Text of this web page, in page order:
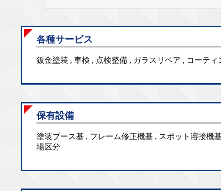
各種サービス
鈑金塗装 , 車検 , 点検整備 , ガラスリペア , コーテ
保有設備
塗装ブース基 , フレーム修正機基 , スポット溶接機
場区分